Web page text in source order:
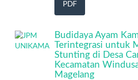
PDF
Budidaya Ayam
Terintegrasi untuk
Stunting di Desa
Kecamatan
Magelang